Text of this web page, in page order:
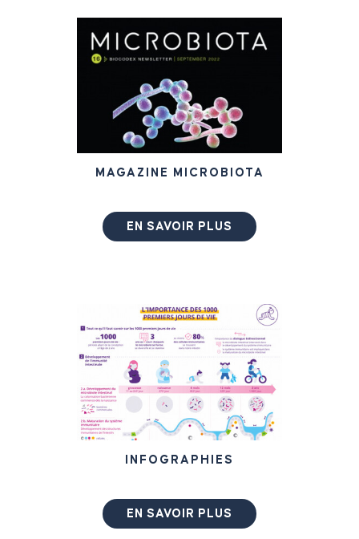
MAGAZINE MICROBIOTA
EN SAVOIR PLUS
INFOGRAPHIES
EN SAVOIR PLUS